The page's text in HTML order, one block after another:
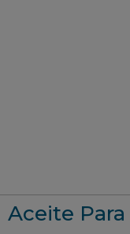
Aceite Para